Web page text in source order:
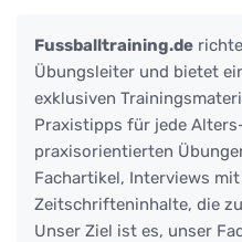
Fussballtraining.de
Übungsleiter und bietet
exklusiven
Praxistipps für jede
praxisorientierten
Fachartikel, Interviews
Zeitschrifteninhalte, die
Unser Ziel ist es, unser